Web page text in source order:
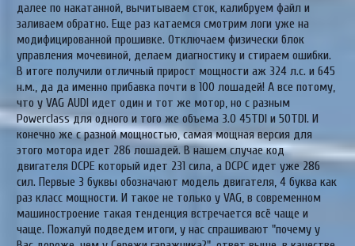
далее по накатанной, вычитываем сток, калибруем файл и
заливаем обратно. Еще раз катаемся смотрим логи уже на
модифицированной прошивке. Отключаем физически блок
управления мочевиной, делаем диагностику и стираем ошибки.
В итоге получили отличный прирост мощности аж 324 л.с. и 645
н.м., да да именно прибавка почти в 100 лошадей! А все потому,
что у VAG AUDI идет один и тот же мотор, но с разным
Powerclass для одного и того же объема 3.0 45TDI и 50TDI. И
конечно же с разной мощностью, самая мощная версия для
этого мотора идет 286 лошадей. В нашем случае код
двигателя DCPE который идет 231 сила, а DCPС идет уже 286
сил. Первые 3 буквы обозначают модель двигателя, 4 буква как
раз класс мощности. И такое не только у VAG, в современном
машиностроение такая тенденция встречается всё чаще и
чаще. Пожалуй подведем итоги, у нас спрашивают "почему у